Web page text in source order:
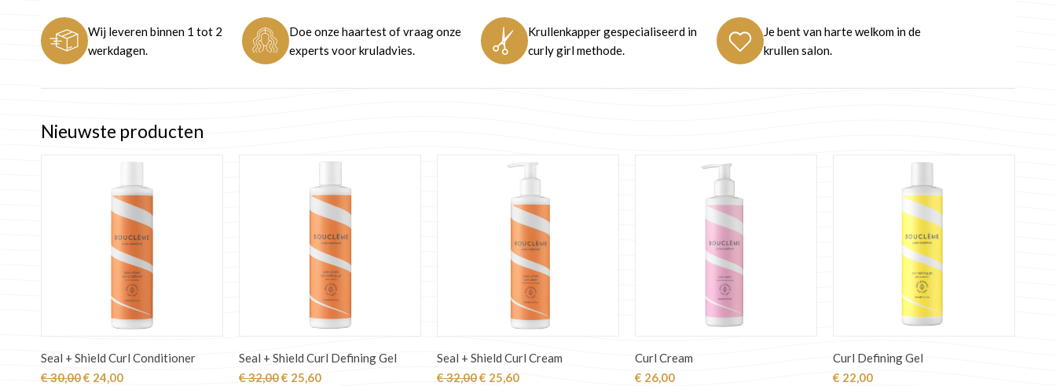
Wij leveren binnen 1 tot 2
werkdagen.
Doe onze haartest of vraag onze
experts voor kruladvies.
Krullenkapper gespecialiseerd in
curly girl methode.
Je bent van harte welkom in de
krullen salon.
Nieuwste producten
Seal + Shield Curl Conditioner
€30,00Oorspronkelijke
€ 24,00Huidige
Seal + Shield Curl Defining Gel
€32,00Oorspronkelijke
€ 25,60Huidige
Seal + Shield Curl Cream
€32,00Oorspronkelijke
€ 25,60Huidige
Curl Cream
€ 26,00
Curl Defining Gel
€ 22,00